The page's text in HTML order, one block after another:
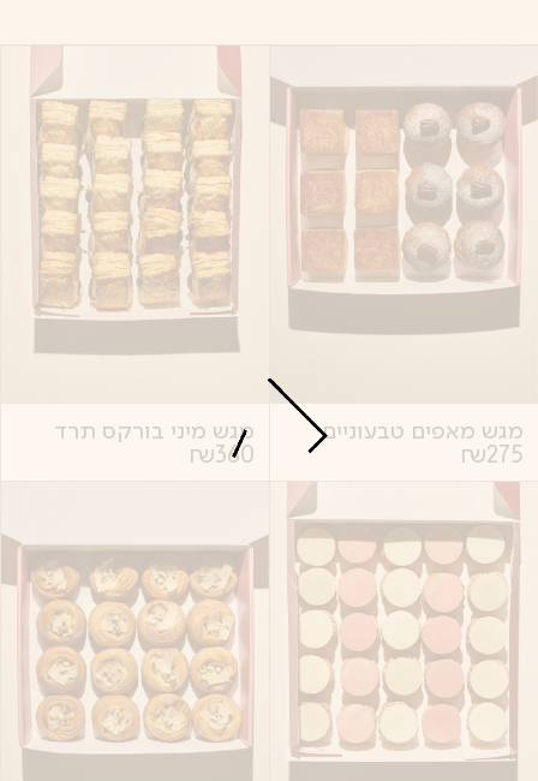
מגש מאפים טבעוניים
275
₪
מגש מיני בורקס תרד
360
₪